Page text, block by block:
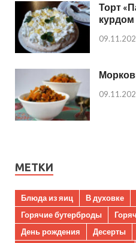
Торт
курдом
МЕТКИ
Блюда из яиц В духовке
Горячие бутерброды
День рождения
Десерты